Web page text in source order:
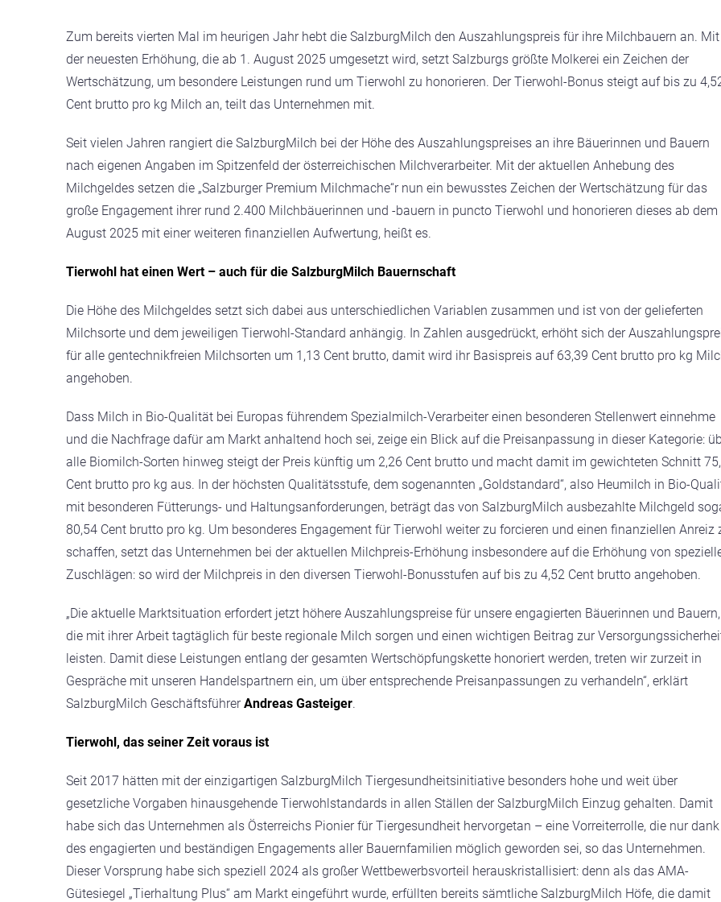
Zum bereits vierten Mal im heurigen Jahr hebt die SalzburgMilch den Auszahlungspreis für ihre Milchbauern an. Mit
der neuesten Erhöhung, die ab 1. August 2025 umgesetzt wird, setzt Salzburgs größte Molkerei ein Zeichen der
Wertschätzung, um besondere Leistungen rund um Tierwohl zu honorieren. Der Tierwohl-Bonus steigt auf bis zu
Cent brutto pro kg Milch an, teilt das Unternehmen mit.
Seit vielen Jahren rangiert die SalzburgMilch bei der Höhe des Auszahlungspreises an ihre Bäuerinnen und Bauern
nach eigenen Angaben im Spitzenfeld der österreichischen Milchverarbeiter. Mit der aktuellen Anhebung des
Milchgeldes setzen die „Salzburger Premium Milchmache“r nun ein bewusstes Zeichen der Wertschätzung für das
große Engagement ihrer rund 2.400 Milchbäuerinnen und -bauern in puncto Tierwohl und honorieren dieses ab dem
August 2025 mit einer weiteren finanziellen Aufwertung, heißt es.
Tierwohl hat einen Wert – auch für die SalzburgMilch Bauernschaft
Die Höhe des Milchgeldes setzt sich dabei aus unterschiedlichen Variablen zusammen und ist von der gelieferten
Milchsorte und dem jeweiligen Tierwohl-Standard anhängig. In Zahlen ausgedrückt, erhöht sich der
für alle gentechnikfreien Milchsorten um 1,13 Cent brutto, damit wird ihr Basispreis auf 63,39 Cent brutto pro kg
angehoben.
Dass Milch in Bio-Qualität bei Europas führendem Spezialmilch-Verarbeiter einen besonderen Stellenwert einnehme
und die Nachfrage dafür am Markt anhaltend hoch sei, zeige ein Blick auf die Preisanpassung in dieser Kategorie:
alle Biomilch-Sorten hinweg steigt der Preis künftig um 2,26 Cent brutto und macht damit im gewichteten Schnitt
Cent brutto pro kg aus. In der höchsten Qualitätsstufe, dem sogenannten „Goldstandard“, also Heumilch in Bio-
mit besonderen Fütterungs- und Haltungsanforderungen, beträgt das von SalzburgMilch ausbezahlte Milchgeld
80,54 Cent brutto pro kg. Um besonderes Engagement für Tierwohl weiter zu forcieren und einen finanziellen Anreiz
schaffen, setzt das Unternehmen bei der aktuellen Milchpreis-Erhöhung insbesondere auf die Erhöhung von
Zuschlägen: so wird der Milchpreis in den diversen Tierwohl-Bonusstufen auf bis zu 4,52 Cent brutto angehoben.
„Die aktuelle Marktsituation erfordert jetzt höhere Auszahlungspreise für unsere engagierten Bäuerinnen und Bauern,
die mit ihrer Arbeit tagtäglich für beste regionale Milch sorgen und einen wichtigen Beitrag zur
leisten. Damit diese Leistungen entlang der gesamten Wertschöpfungskette honoriert werden, treten wir zurzeit in
Gespräche mit unseren Handelspartnern ein, um über entsprechende Preisanpassungen zu verhandeln“, erklärt
SalzburgMilch GeschäftsführerAndreas Gasteiger.
Tierwohl, das seiner Zeit voraus ist
Seit 2017 hätten mit der einzigartigen SalzburgMilch Tiergesundheitsinitiative besonders hohe und weit über
gesetzliche Vorgaben hinausgehende Tierwohlstandards in allen Ställen der SalzburgMilch Einzug gehalten. Damit
habe sich das Unternehmen als Österreichs Pionier für Tiergesundheit hervorgetan – eine Vorreiterrolle, die nur dank
des engagierten und beständigen Engagements aller Bauernfamilien möglich geworden sei, so das Unternehmen.
Dieser Vorsprung habe sich speziell 2024 als großer Wettbewerbsvorteil herauskristallisiert: denn als das AMA-
Gütesiegel „Tierhaltung Plus“ am Markt eingeführt wurde, erfüllten bereits sämtliche SalzburgMilch Höfe, die damit